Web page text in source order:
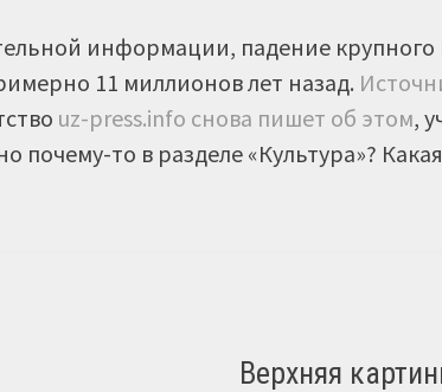
информации, падение крупного
11 миллионов лет назад.
uz-press.info снова пишет об этом,
почему-то в разделе «Культура»?
Верхняя